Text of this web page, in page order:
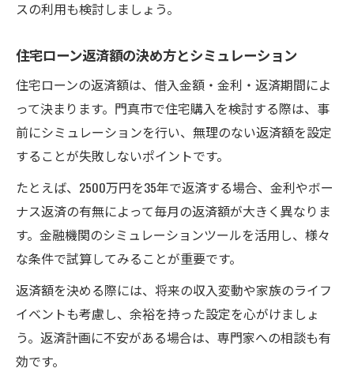
スの利用も検討しましょう。
住宅ローン返済額の決め方とシミュレーション
住宅ローンの返済額は、借入金額・金利・返済期間によ
って決まります。門真市で住宅購入を検討する際は、事
前にシミュレーションを行い、無理のない返済額を設定
することが失敗しないポイントです。
たとえば、2500万円を35年で返済する場合、金利やボー
ナス返済の有無によって毎月の返済額が大きく異なりま
す。金融機関のシミュレーションツールを活用し、様々
な条件で試算してみることが重要です。
返済額を決める際には、将来の収入変動や家族のライフ
イベントも考慮し、余裕を持った設定を心がけましょ
う。返済計画に不安がある場合は、専門家への相談も有
効です。